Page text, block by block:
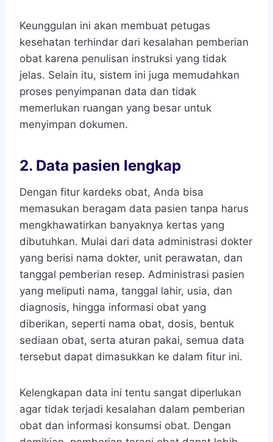
Keunggulan ini akan membuat petugas
kesehatan terhindar dari kesalahan pemberian
obat karena penulisan instruksi yang tidak
jelas. Selain itu, sistem ini juga memudahkan
proses penyimpanan data dan tidak
memerlukan ruangan yang besar untuk
menyimpan dokumen.
2. Data pasien lengkap
Dengan fitur kardeks obat, Anda bisa
memasukan beragam data pasien tanpa harus
mengkhawatirkan banyaknya kertas yang
dibutuhkan. Mulai dari data administrasi dokter
yang berisi nama dokter, unit perawatan, dan
tanggal pemberian resep. Administrasi pasien
yang meliputi nama, tanggal lahir, usia, dan
diagnosis, hingga informasi obat yang
diberikan, seperti nama obat, dosis, bentuk
sediaan obat, serta aturan pakai, semua data
tersebut dapat dimasukkan ke dalam fitur ini.
Kelengkapan data ini tentu sangat diperlukan
agar tidak terjadi kesalahan dalam pemberian
obat dan informasi konsumsi obat. Dengan